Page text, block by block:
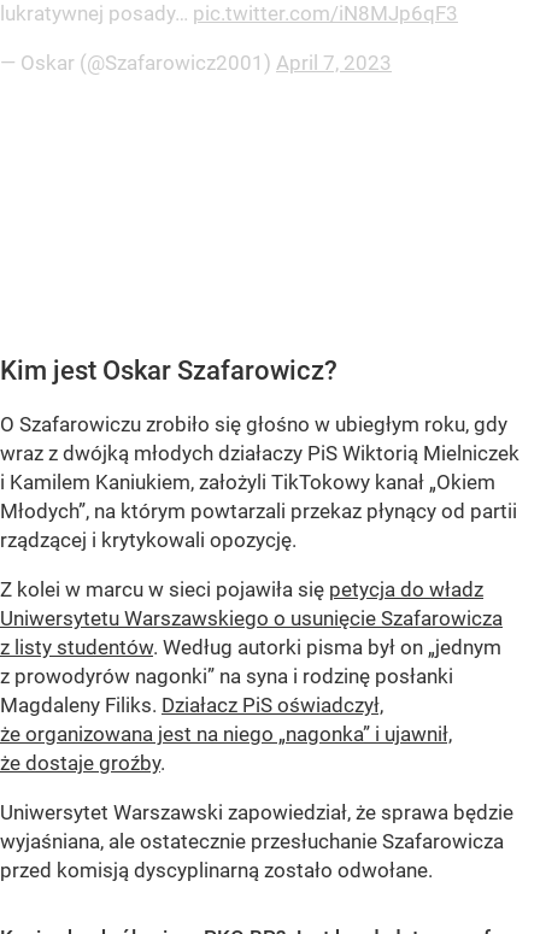
lukratywnej posady… pic.twitter.com/iN8MJp6qF3
— Oskar (@Szafarowicz2001) April 7, 2023
Kim jest Oskar Szafarowicz?
O Szafarowiczu zrobiło się głośno w ubiegłym roku, gdy
wraz z dwójką młodych działaczy PiS Wiktorią Mielniczek
i Kamilem Kaniukiem, założyli TikTokowy kanał „Okiem
Młodych”, na którym powtarzali przekaz płynący od partii
rządzącej i krytykowali opozycję.
Z kolei w marcu w sieci pojawiła się petycja do władz
Uniwersytetu Warszawskiego o usunięcie Szafarowicza
z listy studentów. Według autorki pisma był on „jednym
z prowodyrów nagonki” na syna i rodzinę posłanki
Magdaleny Filiks. Działacz PiS oświadczył,
że organizowana jest na niego „nagonka” i ujawnił,
że dostaje groźby.
Uniwersytet Warszawski zapowiedział, że sprawa będzie
wyjaśniana, ale ostatecznie przesłuchanie Szafarowicza
przed komisją dyscyplinarną zostało odwołane.